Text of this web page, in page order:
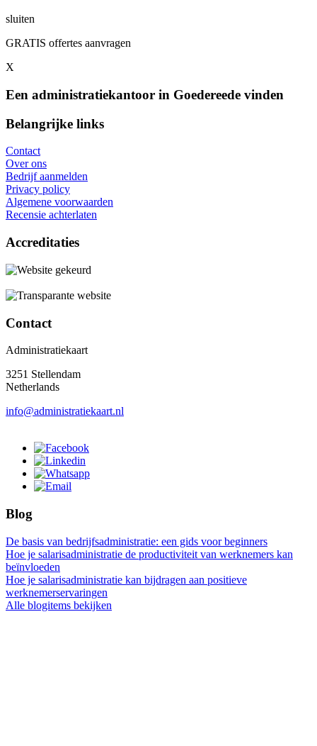
sluiten
GRATIS offertes aanvragen
X
Een administratiekantoor in Goedereede vinden
Belangrijke links
Contact
Over ons
Bedrijf aanmelden
Privacy policy
Algemene voorwaarden
Recensie achterlaten
Accreditaties
Contact
Administratiekaart
3251 Stellendam
Netherlands
info@administratiekaart.nl
Blog
De basis van bedrijfsadministratie: een gids voor beginners
Hoe je salarisadministratie de productiviteit van werknemers kan
beïnvloeden
Hoe je salarisadministratie kan bijdragen aan positieve
werknemerservaringen
Alle blogitems bekijken